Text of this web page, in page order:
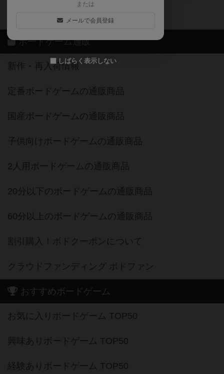
または
メールで会員登録
しばらく表示しない
ボドゲーマご利用案内
ボードゲーム通販
新作・再入荷情報
定番ボードゲームの通販商品
国産ボードゲームの通販商品
子供向けボードゲームの通販商品
2人用ボードゲームの通販商品
20分以下のボードゲームの通販商品
60分以上のボードゲームの通販商品
割引購入！ボドクーポンについて
クラウドファンディング ボドファン
おすすめボードゲーム
お気に入りボードゲーム TOP50
興味ありボードゲーム TOP50
経験ありボードゲーム TOP50